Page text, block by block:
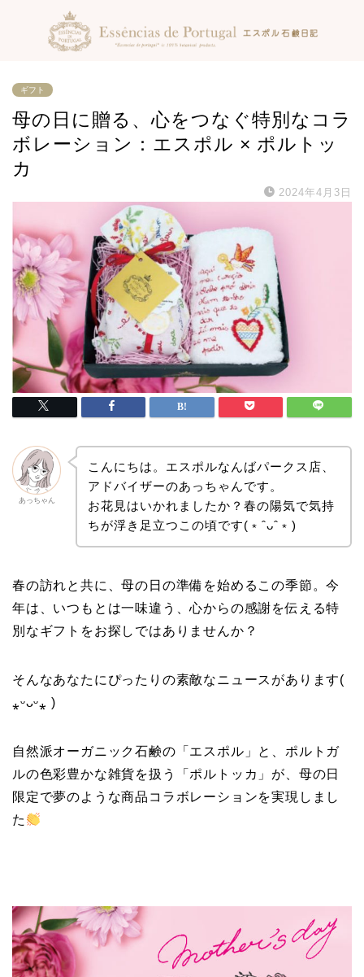
ギフト
母の日に贈る、心をつなぐ特別なコラ
ボレーション：エスポル × ポルトッ
カ
2024年4月3日
あっちゃん
こんにちは。エスポルなんばパークス店、
アドバイザーのあっちゃんです。
お花見はいかれましたか？春の陽気で気持
ちが浮き足立つこの頃です(﹡ˆᴗˆ﹡)
春の訪れと共に、母の日の準備を始めるこの季節。今
年は、いつもとは一味違う、心からの感謝を伝える特
別なギフトをお探しではありませんか？
そんなあなたにぴったりの素敵なニュースがあります(
⁎ᵕᴗᵕ⁎ )
自然派オーガニック石鹸の「エスポル」と、ポルトガ
ルの色彩豊かな雑貨を扱う「ポルトッカ」が、母の日
限定で夢のような商品コラボレーションを実現しまし
た